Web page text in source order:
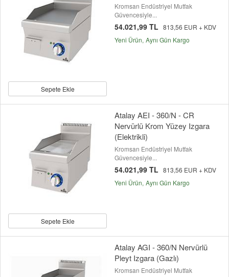
Sepete Ekle
Kromsan Endüstriyel Mutfak
Güvencesiyle...
54.021,99 TL 813,56 EUR + KDV
Yeni Ürün Aynı Gün Kargo
Sepete Ekle
Atalay AEI - 360/N - CR
Nervürlü Krom Yüzey Izgara
(Elektrikli)
Kromsan Endüstriyel Mutfak
Güvencesiyle...
54.021,99 TL 813,56 EUR + KDV
Yeni Ürün Aynı Gün Kargo
Atalay AGI - 360/N Nervürlü
Pleyt Izgara (Gazlı)
Kromsan Endüstriyel Mutfak